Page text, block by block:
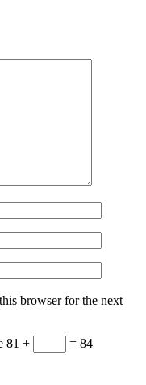
browser for the next
81 + = 84